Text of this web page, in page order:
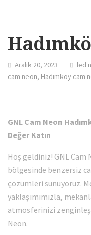
Aralık 20, 2023 led
cam neon, Hadımköy cam
GNL Cam Neon
Değer Katın
Hoş geldiniz! GNL Cam
bölgesinde benzersiz
çözümleri sunuyoruz.
yaklaşımımızla,
atmosferinizi
Neon.